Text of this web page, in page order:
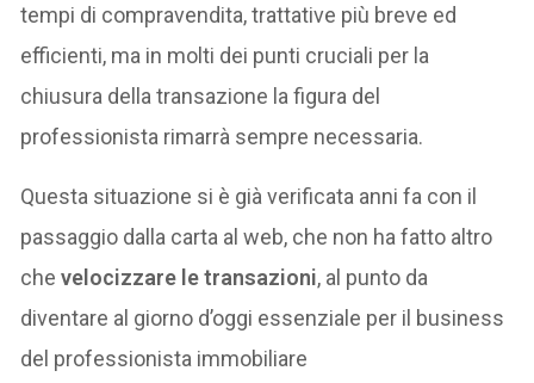
tempi di compravendita, trattative più breve ed
efficienti, ma in molti dei punti cruciali per la
chiusura della transazione la figura del
professionista rimarrà sempre necessaria.
Questa situazione si è già verificata anni fa con il
passaggio dalla carta al web, che non ha fatto altro
chevelocizzare le transazioni, al punto da
diventare al giorno d’oggi essenziale per il business
del professionista immobiliare